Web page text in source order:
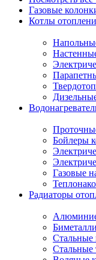
Газовые
Котлы
Бойлеры
Газовые
Радиаторы
Стальные
Стальные